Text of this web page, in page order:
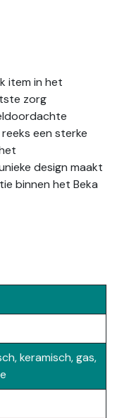
item in het
zorg
een sterke
design maakt
binnen het Beka
keramisch, gas,